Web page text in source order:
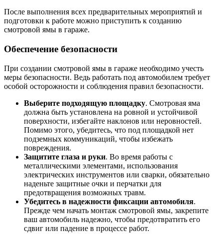
После выполнения всех предварительных мероприятий и
подготовки к работе можно приступить к созданию
смотровой ямы в гараже.
Обеспечение безопасности
При создании смотровой ямы в гараже необходимо учесть
меры безопасности. Ведь работать под автомобилем требует
особой осторожности и соблюдения правил безопасности.
Выберите подходящую площадку. Смотровая яма
должна быть установлена на ровной и устойчивой
поверхности, избегайте наклонов или неровностей.
Помимо этого, убедитесь, что под площадкой нет
подземных коммуникаций, чтобы избежать
повреждения.
Защитите глаза и руки. Во время работы с
металлическими элементами, использования
электрических инструментов или сварки, обязательно
наденьте защитные очки и перчатки для
предотвращения возможных травм.
Убедитесь в надежности фиксации автомобиля.
Прежде чем начать монтаж смотровой ямы, закрепите
ваш автомобиль надежно, чтобы предотвратить его
сдвиг или падение в процессе работ.